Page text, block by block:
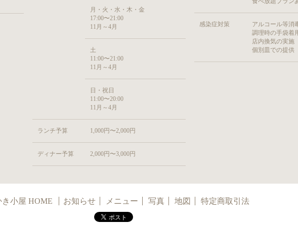
月・火・水・木・金
17:00〜21:00
11月～4月
土
11:00〜21:00
11月～4月
日・祝日
11:00〜20:00
11月～4月
ランチ予算 1,000円〜2,000円
ディナー予算 2,000円〜3,000円
感染症対策
アルコール等消
調理時の手袋着
店内換気の実施
個別皿での提供
小屋 HOME お知らせ メニュー 写真 地図 特定商取引法